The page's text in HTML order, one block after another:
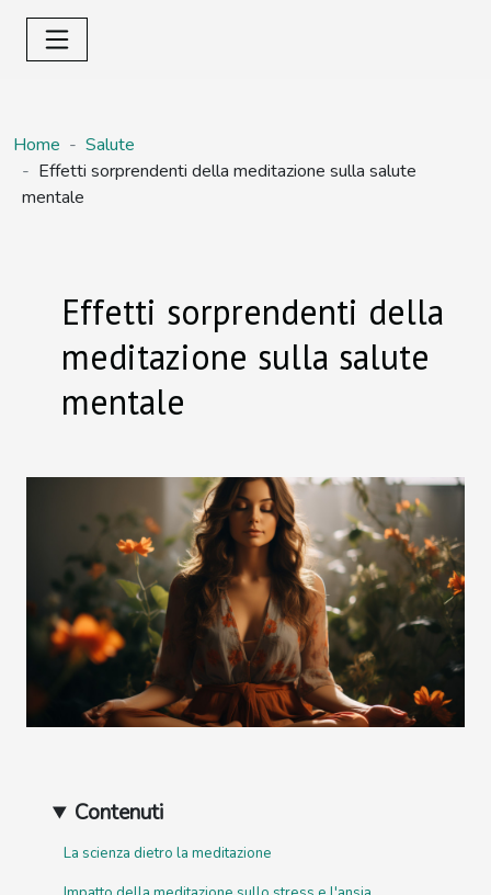
Home
Salute
Effetti sorprendenti della meditazione sulla salute
mentale
Effetti sorprendenti della
meditazione sulla salute
mentale
Contenuti
La scienza dietro la meditazione